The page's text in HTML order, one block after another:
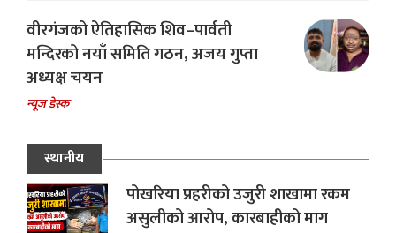
वीरगंजको ऐतिहासिक शिव–पार्वती
मन्दिरको नयाँ समिति गठन, अजय गुप्ता
अध्यक्ष चयन
न्यूज डेस्क
स्थानीय
पोखरिया प्रहरीको उजुरी शाखामा रकम
असुलीको आरोप, कारबाहीको माग